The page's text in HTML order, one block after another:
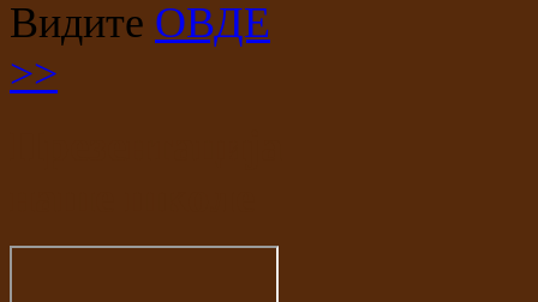
Видите ОВДЕ
>>